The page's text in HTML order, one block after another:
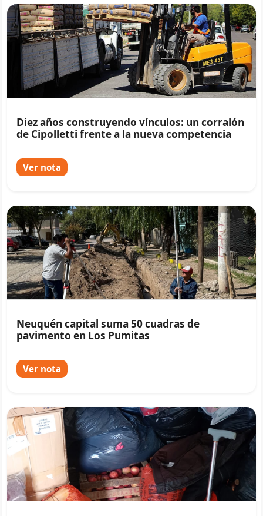
Diez años construyendo vínculos: un corralón
de Cipolletti frente a la nueva competencia
Ver nota
Neuquén capital suma 50 cuadras de
pavimento en Los Pumitas
Ver nota